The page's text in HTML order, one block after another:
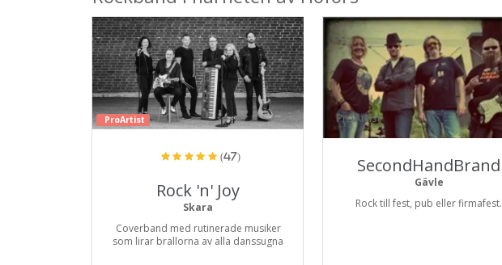
ProArtist
(47)
Rock 'n' Joy
Skara
Coverband med rutinerade musiker
som lirar brallorna av alla danssugna
ProArtist
SecondHandBrand
Gävle
Rock till fest, pub eller firmafest.